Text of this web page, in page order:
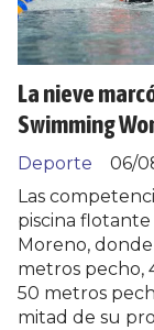
La nieve
Swimming
Deporte
06/
Las
piscina
Moreno,
metros pecho,
50 metros
mitad de su